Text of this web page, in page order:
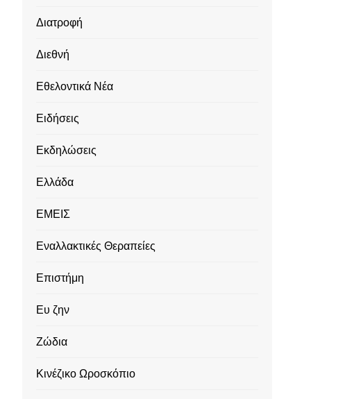
Διατροφή
Διεθνή
Εθελοντικά Νέα
Ειδήσεις
Εκδηλώσεις
Ελλάδα
ΕΜΕΙΣ
Εναλλακτικές Θεραπείες
Επιστήμη
Ευ ζην
Ζώδια
Κινέζικο Ωροσκόπιο